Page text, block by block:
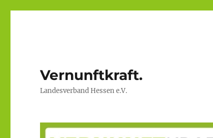
Vernunftkraft.
Landesverband Hessen e.V.